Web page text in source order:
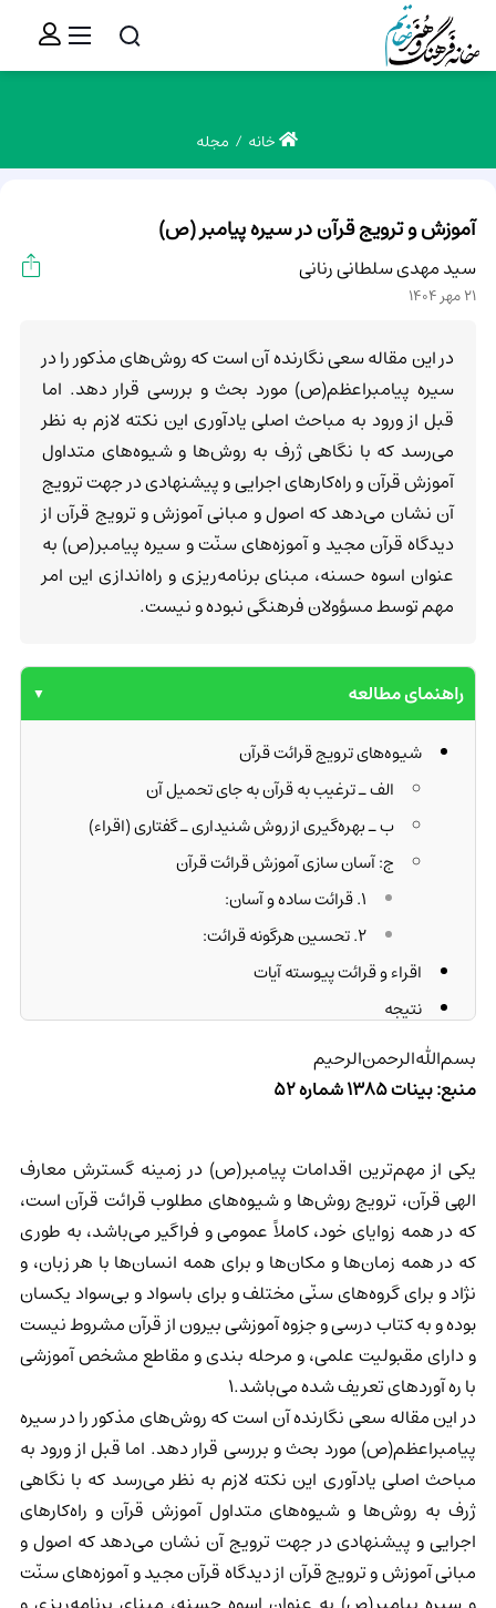
خانه مجله
آموزش و ترویج قرآن در سیره پیامبر (ص)
سید مهدی سلطانی رنانی
21 مهر 1404
در این مقاله سعی نگارنده آن است که روش‌های مذکور را در
سیره پیامبراعظم(ص) مورد بحث و بررسی قرار دهد. اما
قبل از ورود به مباحث اصلی یادآوری این نکته لازم به نظر
می‌رسد که با نگاهی ژرف به روش‌ها و شیوه‌های متداول
آموزش قرآن و راه‌کارهای اجرایی و پیشنهادی در جهت ترویج
آن نشان می‌دهد که اصول و مبانی آموزش و ترویج قرآن از
دیدگاه قرآن مجید و آموزه‌های سنّت و سیره پیامبر(ص) به
عنوان اسوه حسنه، مبنای برنامه‌ریزی و راه‌اندازی این امر
مهم توسط مسؤولان فرهنگی نبوده و نیست.
راهنمای مطالعه ▼
شیوه‌های ترویج قرائت قرآن
الف ـ ترغیب به قرآن به جای تحمیل آن
ب ـ بهره‌گیری از روش شنیداری ـ گفتاری (اقراء)
ج: آسان سازی آموزش قرائت قرآن
1. قرائت ساده و آسان:
2. تحسین هرگونه قرائت:
اقراء و قرائت پیوسته آیات
نتیجه
بسم‌الله‌الرحمن‌الرحیم
منبع: بینات 1385 شماره 52
یکی از مهم‌ترین اقدامات پیامبر(ص) در زمینه گسترش معارف
الهی قرآن، ترویج روش‌ها و شیوه‌های مطلوب قرائت قرآن است،
که در همه زوایای خود، کاملاً عمومی و فراگیر می‌باشد، به طوری
که در همه زمان‌ها و مکان‌ها و برای همه انسان‌ها با هر زبان، و
نژاد و برای گروه‌های سنّی مختلف و برای باسواد و بی‌سواد یکسان
بوده و به کتاب درسی و جزوه آموزشی بیرون از قرآن مشروط نیست
و دارای مقبولیت علمی، و مرحله بندی و مقاطع مشخص آموزشی
با ره آوردهای تعریف شده می‌باشد.1
در این مقاله سعی نگارنده آن است که روش‌های مذکور را در سیره
پیامبراعظم(ص) مورد بحث و بررسی قرار دهد. اما قبل از ورود به
مباحث اصلی یادآوری این نکته لازم به نظر می‌رسد که با نگاهی
ژرف به روش‌ها و شیوه‌های متداول آموزش قرآن و راه‌کارهای
اجرایی و پیشنهادی در جهت ترویج آن نشان می‌دهد که اصول و
مبانی آموزش و ترویج قرآن از دیدگاه قرآن مجید و آموزه‌های سنّت